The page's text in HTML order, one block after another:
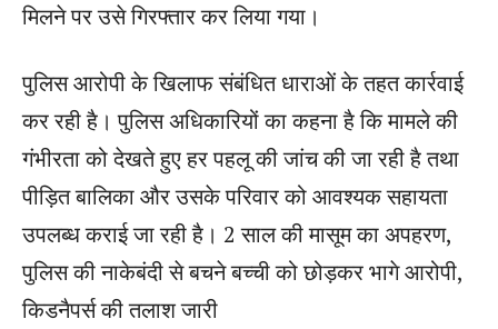
मिलने पर उसे गिरफ्तार कर लिया गया।
पुलिस आरोपी के खिलाफ संबंधित धाराओं के तहत कार्रवाई
कर रही है। पुलिस अधिकारियों का कहना है कि मामले की
गंभीरता को देखते हुए हर पहलू की जांच की जा रही है तथा
पीड़ित बालिका और उसके परिवार को आवश्यक सहायता
उपलब्ध कराई जा रही है। 2 साल की मासूम का अपहरण,
पुलिस की नाकेबंदी से बचने बच्ची को छोड़कर भागे आरोपी,
किडनैपर्स की तलाश जारी